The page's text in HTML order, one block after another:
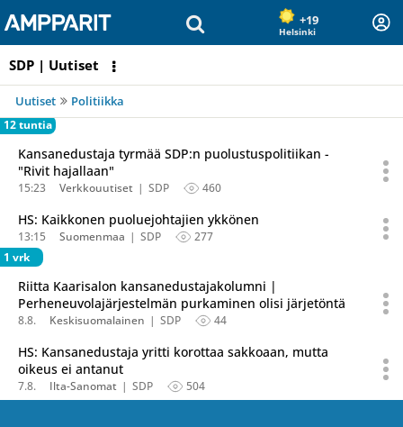
+19
Helsinki
SDP | Uutiset
Uutiset Politiikka
12 tuntia
Kansanedustaja tyrmää SDP:n puolustuspolitiikan -
"Rivit hajallaan"
15:23 Verkkouutiset SDP 460
HS: Kaikkonen puoluejohtajien ykkönen
13:15 Suomenmaa SDP
277
1 vrk
Riitta Kaarisalon kansanedustajakolumni |
Perheneuvolajärjestelmän purkaminen olisi järjetöntä
8.8. Keskisuomalainen SDP 44
HS: Kansanedustaja yritti korottaa sakkoaan, mutta
oikeus ei antanut
7.8. Ilta-Sanomat SDP 504